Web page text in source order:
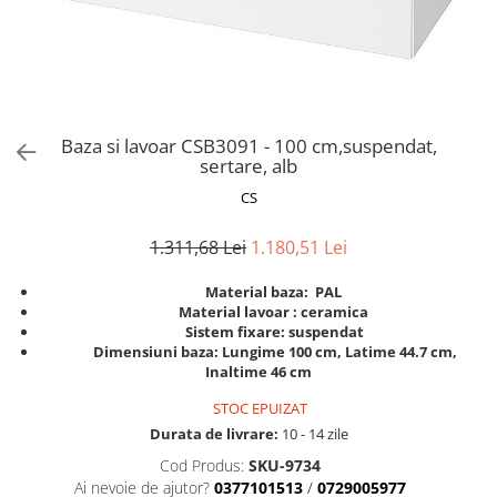
Saltele Pocket
Saltele Memory Pocket
Saltele Latex
Saltele Memory
Saltele 140x200
Scaune pentru living
Mobilier birou
Scaune ergonomice
Scaune pentru birou
Scaune pentru vizitatori
Scaune birou copii
Scaune conferinta
Baza si lavoar CSB3091 - 100 cm,suspendat,
sertare, alb
CS
1.311,68 Lei 1.180,51 Lei
Material baza: PAL
Material lavoar : ceramica
Sistem fixare: suspendat
Dimensiuni baza: Lungime 100 cm, Latime 44.7 cm,
Inaltime 46 cm
STOC EPUIZAT
Durata de livrare: 10 - 14 zile
Cod Produs: SKU-9734
Ai nevoie de ajutor? 0377101513 / 0729005977